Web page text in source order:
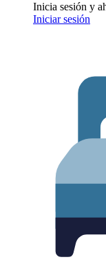
Inicia sesión y
Iniciar sesión